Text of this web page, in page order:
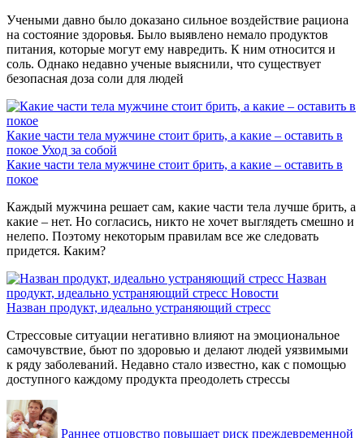
Учеными давно было доказано сильное воздействие рациона
на состояние здоровья. Было выявлено немало продуктов
питания, которые могут ему навредить. К ним относится и
соль. Однако недавно ученые выяснили, что существует
безопасная доза соли для людей
Какие части тела мужчине стоит брить, а какие – оставить в
покое Уход за собой
Какие части тела мужчине стоит брить, а какие – оставить в
покое
Каждый мужчина решает сам, какие части тела лучше брить, а
какие – нет. Но согласись, никто не хочет выглядеть смешно и
нелепо. Поэтому некоторым правилам все же следовать
придется. Каким?
Назван
продукт, идеально устраняющий стресс Новости
Назван продукт, идеально устраняющий стресс
Стрессовые ситуации негативно влияют на эмоциональное
самочувствие, бьют по здоровью и делают людей уязвимыми
к ряду заболеваний. Недавно стало известно, как с помощью
доступного каждому продукта преодолеть стрессы
Раннее отцовство повышает риск преждевременной